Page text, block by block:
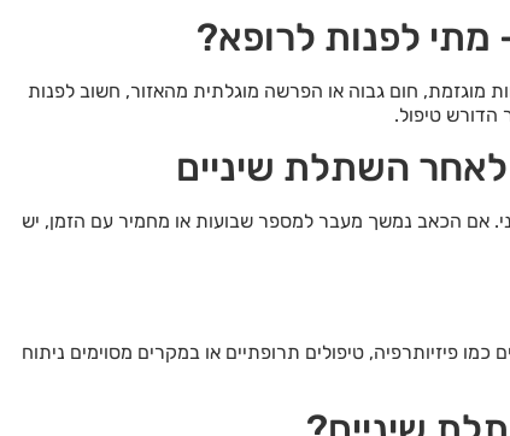
לפנות לרופא?
מוגזמת, חום גבוה או הפרשה מוגלתית מהאזור, חשוב לפנות
הדורש טיפול.
השתלת שיניים
אם הכאב נמשך מעבר למספר שבועות או מחמיר עם הזמן, יש
פיזיותרפיה, טיפולים תרופתיים או במקרים מסוימים ניתוח